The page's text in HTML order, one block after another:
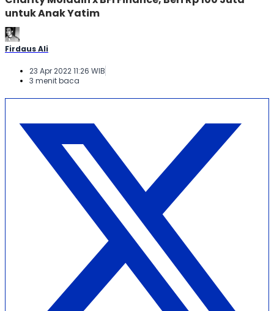
untuk Anak Yatim
Firdaus Ali
23 Apr 2022 11:26 WIB
3 menit baca